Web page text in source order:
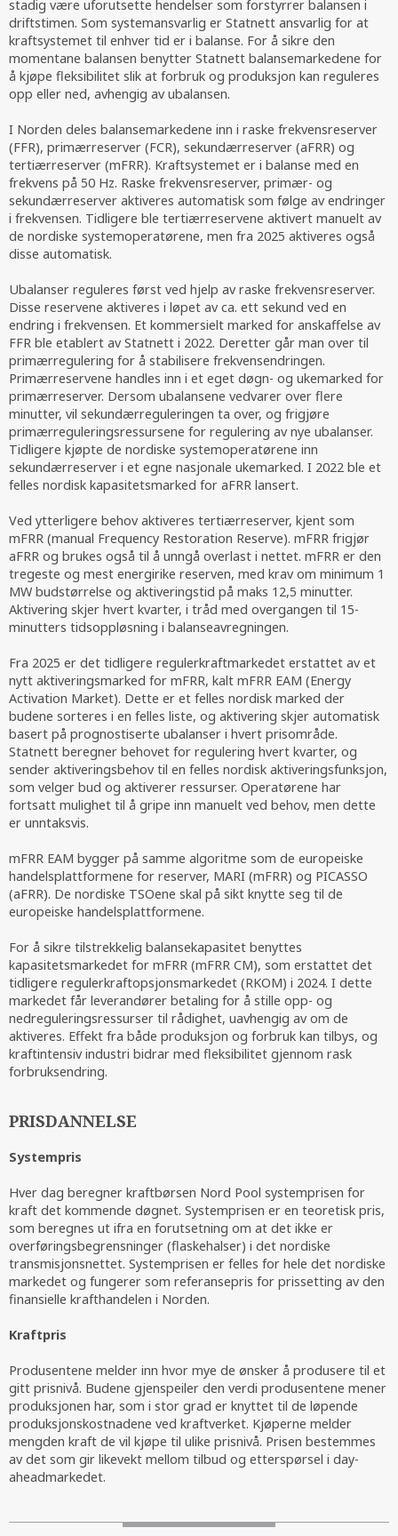
stadig være uforutsette hendelser som forstyrrer balansen i
driftstimen. Som systemansvarlig er Statnett ansvarlig for at
kraftsystemet til enhver tid er i balanse. For å sikre den
momentane balansen benytter Statnett balansemarkedene for
å kjøpe fleksibilitet slik at forbruk og produksjon kan reguleres
opp eller ned, avhengig av ubalansen.
I Norden deles balansemarkedene inn i raske frekvensreserver
(FFR), primærreserver (FCR), sekundærreserver (aFRR) og
tertiærreserver (mFRR). Kraftsystemet er i balanse med en
frekvens på 50 Hz. Raske frekvensreserver, primær- og
sekundærreserver aktiveres automatisk som følge av endringer
i frekvensen. Tidligere ble tertiærreservene aktivert manuelt av
de nordiske systemoperatørene, men fra 2025 aktiveres også
disse automatisk.
Ubalanser reguleres først ved hjelp av raske frekvensreserver.
Disse reservene aktiveres i løpet av ca. ett sekund ved en
endring i frekvensen. Et kommersielt marked for anskaffelse av
FFR ble etablert av Statnett i 2022. Deretter går man over til
primærregulering for å stabilisere frekvensendringen.
Primærreservene handles inn i et eget døgn- og ukemarked for
primærreserver. Dersom ubalansene vedvarer over flere
minutter, vil sekundærreguleringen ta over, og frigjøre
primærreguleringsressursene for regulering av nye ubalanser.
Tidligere kjøpte de nordiske systemoperatørene inn
sekundærreserver i et egne nasjonale ukemarked. I 2022 ble et
felles nordisk kapasitetsmarked for aFRR lansert.
Ved ytterligere behov aktiveres tertiærreserver, kjent som
mFRR (manual Frequency Restoration Reserve). mFRR frigjør
aFRR og brukes også til å unngå overlast i nettet. mFRR er den
tregeste og mest energirike reserven, med krav om minimum 1
MW budstørrelse og aktiveringstid på maks 12,5 minutter.
Aktivering skjer hvert kvarter, i tråd med overgangen til 15-
minutters tidsoppløsning i balanseavregningen.
Fra 2025 er det tidligere regulerkraftmarkedet erstattet av et
nytt aktiveringsmarked for mFRR, kalt mFRR EAM (Energy
Activation Market). Dette er et felles nordisk marked der
budene sorteres i en felles liste, og aktivering skjer automatisk
basert på prognostiserte ubalanser i hvert prisområde.
Statnett beregner behovet for regulering hvert kvarter, og
sender aktiveringsbehov til en felles nordisk aktiveringsfunksjon,
som velger bud og aktiverer ressurser. Operatørene har
fortsatt mulighet til å gripe inn manuelt ved behov, men dette
er unntaksvis.
mFRR EAM bygger på samme algoritme som de europeiske
handelsplattformene for reserver, MARI (mFRR) og PICASSO
(aFRR). De nordiske TSOene skal på sikt knytte seg til de
europeiske handelsplattformene.
For å sikre tilstrekkelig balansekapasitet benyttes
kapasitetsmarkedet for mFRR (mFRR CM), som erstattet det
tidligere regulerkraftopsjonsmarkedet (RKOM) i 2024. I dette
markedet får leverandører betaling for å stille opp- og
nedreguleringsressurser til rådighet, uavhengig av om de
aktiveres. Effekt fra både produksjon og forbruk kan tilbys, og
kraftintensiv industri bidrar med fleksibilitet gjennom rask
forbruksendring.
PRISDANNELSE
Systempris
Hver dag beregner kraftbørsen Nord Pool systemprisen for
kraft det kommende døgnet. Systemprisen er en teoretisk pris,
som beregnes ut ifra en forutsetning om at det ikke er
overføringsbegrensninger (flaskehalser) i det nordiske
transmisjonsnettet. Systemprisen er felles for hele det nordiske
markedet og fungerer som referansepris for prissetting av den
finansielle krafthandelen i Norden.
Kraftpris
Produsentene melder inn hvor mye de ønsker å produsere til et
gitt prisnivå. Budene gjenspeiler den verdi produsentene mener
produksjonen har, som i stor grad er knyttet til de løpende
produksjonskostnadene ved kraftverket. Kjøperne melder
mengden kraft de vil kjøpe til ulike prisnivå. Prisen bestemmes
av det som gir likevekt mellom tilbud og etterspørsel i day-
aheadmarkedet.